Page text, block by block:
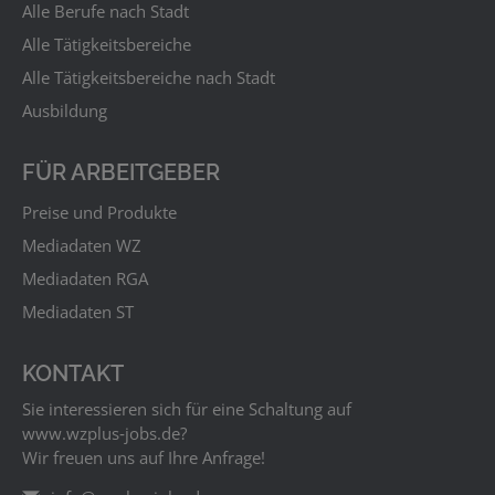
Alle Berufe nach Stadt
Alle Tätigkeitsbereiche
Alle Tätigkeitsbereiche nach Stadt
Ausbildung
FÜR ARBEITGEBER
Preise und Produkte
Mediadaten WZ
Mediadaten RGA
Mediadaten ST
KONTAKT
Sie interessieren sich für eine Schaltung auf
www.wzplus‑jobs.de?
Wir freuen uns auf Ihre Anfrage!